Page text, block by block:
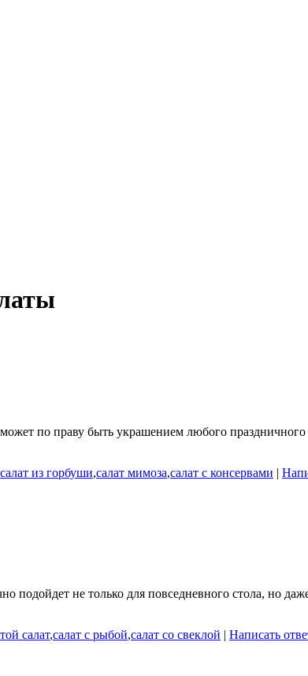
по праву быть украшением любого праздничного
салат из горбуши,салат мимоза,салат с консервами |
подойдет не только для повседневного стола, но
салат,салат с рыбой,салат со свеклой | Написать